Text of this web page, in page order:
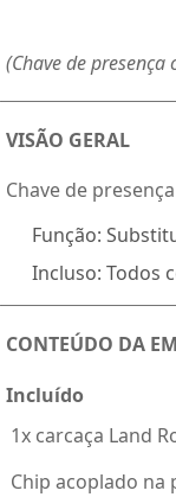
(Chave de
VISÃO GERAL
Chave de
Função:
Incluso: Todos
CONTEÚDO DA
Incluído
 1x carcaça Land
 Chip acoplado na